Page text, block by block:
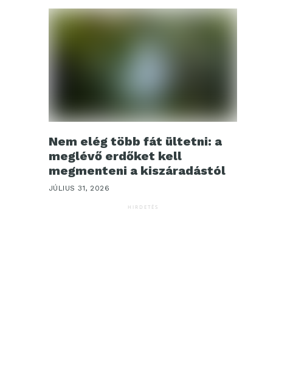
Nem elég több fát ültetni: a
meglévő erdőket kell
megmenteni a kiszáradástól
JÚLIUS 31, 2026
HIRDETÉS